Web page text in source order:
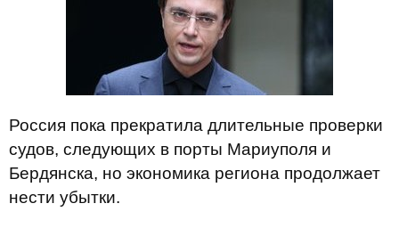
Россия пока прекратила длительные проверки
судов, следующих в порты Мариуполя и
Бердянска, но экономика региона продолжает
нести убытки.